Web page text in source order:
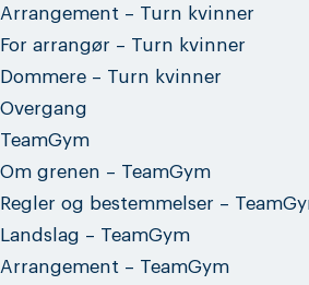
Arrangement – Turn kvinner
For arrangør – Turn kvinner
Dommere – Turn kvinner
Overgang
TeamGym
Om grenen – TeamGym
Regler og bestemmelser –
Landslag – TeamGym
Arrangement – TeamGym